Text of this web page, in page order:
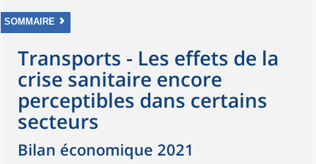
SOMMAIRE
Transports - Les effets de la
crise sanitaire encore
perceptibles dans certains
secteurs
Bilan économique 2021